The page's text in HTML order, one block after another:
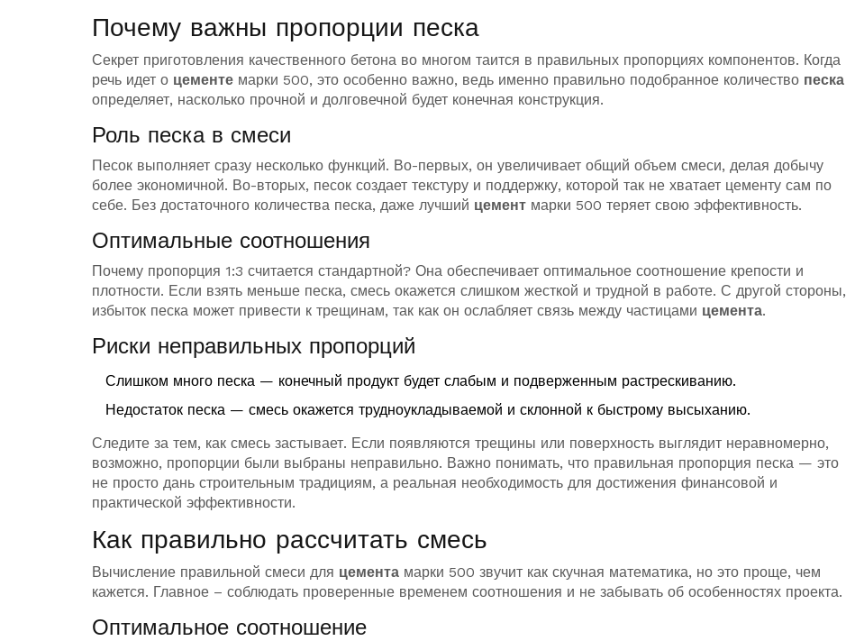
Почему важны пропорции песка
Секрет приготовления качественного бетона во многом таится в правильных пропорциях компонентов. Когда
речь идет о цементе марки 500, это особенно важно, ведь именно правильно подобранное количество песка
определяет, насколько прочной и долговечной будет конечная конструкция.
Роль песка в смеси
Песок выполняет сразу несколько функций. Во-первых, он увеличивает общий объем смеси, делая добычу
более экономичной. Во-вторых, песок создает текстуру и поддержку, которой так не хватает цементу сам по
себе. Без достаточного количества песка, даже лучший цемент марки 500 теряет свою эффективность.
Оптимальные соотношения
Почему пропорция 1:3 считается стандартной? Она обеспечивает оптимальное соотношение крепости и
плотности. Если взять меньше песка, смесь окажется слишком жесткой и трудной в работе. С другой стороны,
избыток песка может привести к трещинам, так как он ослабляет связь между частицами цемента.
Риски неправильных пропорций
Слишком много песка — конечный продукт будет слабым и подверженным растрескиванию.
Недостаток песка — смесь окажется трудноукладываемой и склонной к быстрому высыханию.
Следите за тем, как смесь застывает. Если появляются трещины или поверхность выглядит неравномерно,
возможно, пропорции были выбраны неправильно. Важно понимать, что правильная пропорция песка — это
не просто дань строительным традициям, а реальная необходимость для достижения финансовой и
практической эффективности.
Как правильно рассчитать смесь
Вычисление правильной смеси для цемента марки 500 звучит как скучная математика, но это проще, чем
кажется. Главное – соблюдать проверенные временем соотношения и не забывать об особенностях проекта.
Оптимальное соотношение